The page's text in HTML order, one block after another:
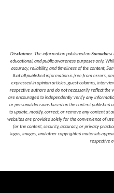
Disclaimer: The information published on
educational, and public awareness purposes only.
accuracy, reliability, and timeliness of the content,
that all published information is free from errors,
expressed in opinion articles, guest columns,
respective authors and do not necessarily reflect the
are encouraged to independently verify any
or personal decisions based on the content published
to update, modify, correct, or remove any content at
websites are provided solely for the convenience of
for the content, security, accuracy, or privacy
logos, images, and other copyrighted materials
respective